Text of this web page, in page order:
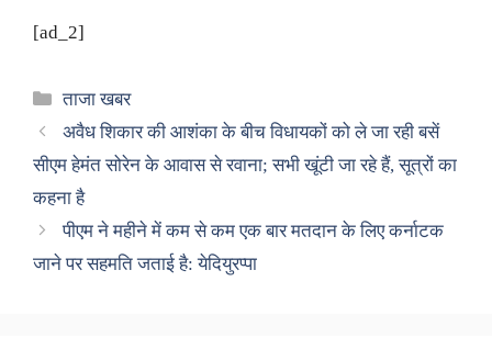
[ad_2]
Categories
ताजा खबर
अवैध शिकार की आशंका के बीच विधायकों को ले जा रही बसें
सीएम हेमंत सोरेन के आवास से रवाना; सभी खूंटी जा रहे हैं, सूत्रों का
कहना है
पीएम ने महीने में कम से कम एक बार मतदान के लिए कर्नाटक
जाने पर सहमति जताई है: येदियुरप्पा